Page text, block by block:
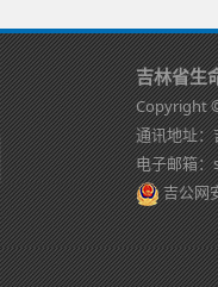
吉林省生
Copyright
通讯地址：
电子邮箱
吉公网